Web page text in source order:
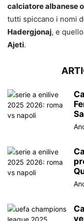
calciatore albanese
tutti spiccano i nomi
Hadergjonaj, e
Ajeti.